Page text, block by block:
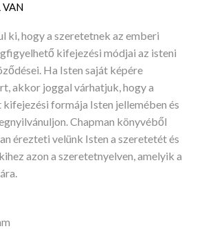
ki, hogy a szeretetnek az emberi
kifejezési módjai az isteni
Ha Isten saját képére
akkor joggal várhatjuk, hogy a
formája Isten jellemében és
Chapman könyvéből
érezteti velünk Isten a szeretetét és
azon a szeretetnyelven, amelyik a